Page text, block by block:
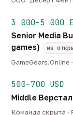
3 000–5 000
Senior Media
games)
из
GameGears.Online
500–700 USD
Middle
Команда скрыта ·